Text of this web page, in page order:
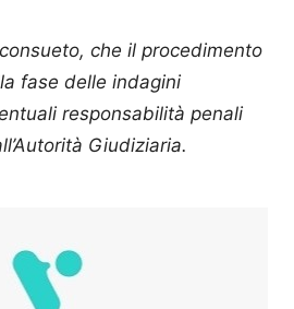
che il procedimento
fase delle indagini
responsabilità penali
Giudiziaria.